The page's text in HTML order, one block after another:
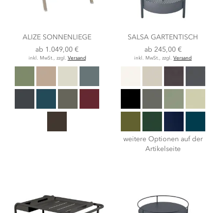
ALIZE SONNENLIEGE
ab 1.049,00 €
inkl. MwSt., zzgl. Versand
SALSA GARTENTISCH
ab 245,00 €
inkl. MwSt., zzgl.Versand
weitere Optionen auf der
Artikelseite